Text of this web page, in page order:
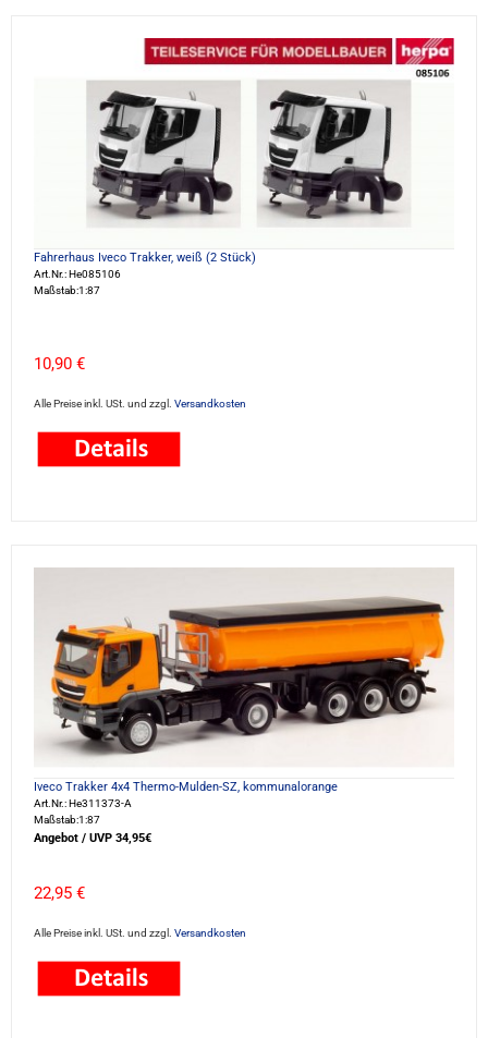
Fahrerhaus Iveco Trakker, weiß (2 Stück)
Art.Nr.: He085106
Maßstab:1:87
10,90 €
Alle Preise inkl. USt. und zzgl. Versandkosten
Iveco Trakker 4x4 Thermo-Mulden-SZ, kommunalorange
Art.Nr.: He311373-A
Maßstab:1:87
Angebot / UVP 34,95€
22,95 €
Alle Preise inkl. USt. und zzgl. Versandkosten